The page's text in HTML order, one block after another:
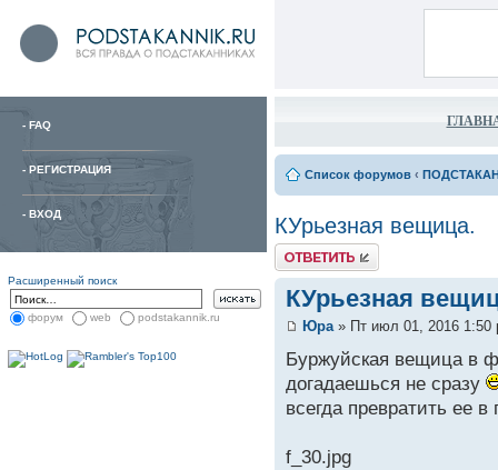
- FAQ
- РЕГИСТРАЦИЯ
- ВХОД
Расширенный поиск
форум web podstakannik.ru
Список форумов ‹
КУрьезная вещица.
КУрьезная
Юра» Пт июл 01, 2016 1:50
Буржуйская вещица в
догадаешься не сразу
всегда превратить ее в
f_30.jpg